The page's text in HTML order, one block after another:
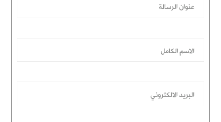
عنوان الرسالة
الاسم الكامل
البريد الالكتروني